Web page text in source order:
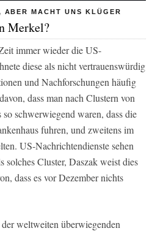
MACHT UNS KLÜGER
Merkel?
immer wieder die US-
diese als nicht vertrauenswürdig
und Nachforschungen häufig
dass man nach Clustern von
schwerwiegend waren, dass die
fuhren, und zweitens im
US-Nachrichtendienste sehen
Cluster, Daszak weist dies
dass es vor Dezember nichts
weltweiten überwiegenden